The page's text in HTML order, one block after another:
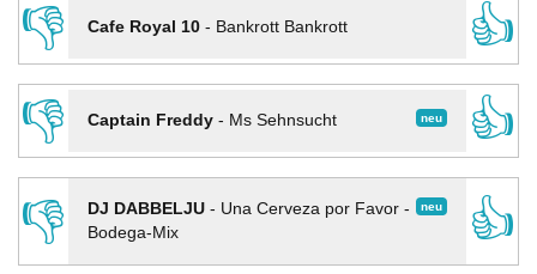
👎
Cafe Royal 10- Bankrott Bankrott
👍
👎
neu
Captain Freddy- Ms Sehnsucht
👍
👎
neu
DJ DABBELJU- Una Cerveza por Favor -
Bodega-Mix
👍